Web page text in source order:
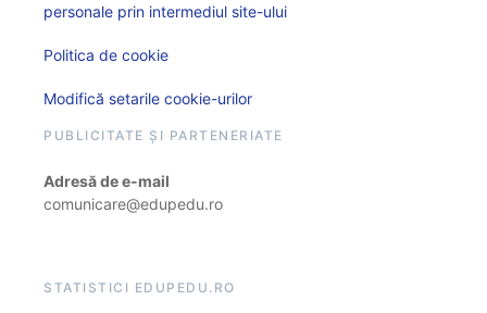
personale prin intermediul site-ului
Politica de cookie
Modifică setarile cookie-urilor
PUBLICITATE ȘI PARTENERIATE
Adresă de e-mail
comunicare@edupedu.ro
STATISTICI EDUPEDU.RO